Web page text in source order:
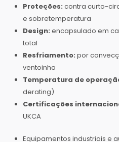
Proteções: contra curto-
e sobretemperatura
Design: encapsulado em
total
Resfriamento: por
ventoinha
Temperatura de
derating)
Certificações
UKCA
Equipamentos industriais e